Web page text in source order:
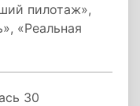
пилотаж»,
«Реальная
30